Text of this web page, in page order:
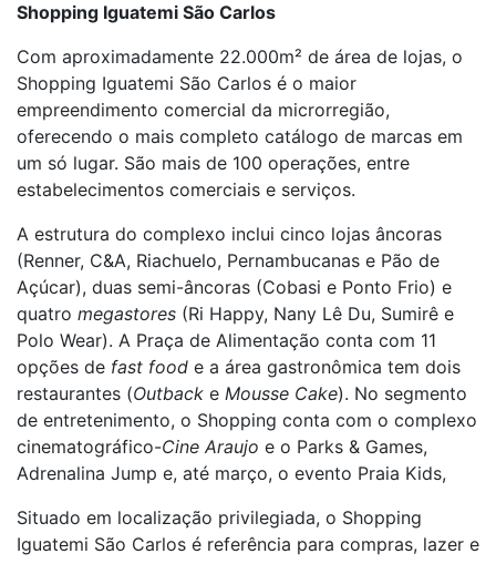
Shopping Iguatemi São Carlos
Com aproximadamente 22.000m² de área de lojas, o
Shopping Iguatemi São Carlos é o maior
empreendimento comercial da microrregião,
oferecendo o mais completo catálogo de marcas em
um só lugar. São mais de 100 operações, entre
estabelecimentos comerciais e serviços.
A estrutura do complexo inclui cinco lojas âncoras
(Renner, C&A, Riachuelo, Pernambucanas e Pão de
Açúcar), duas semi-âncoras (Cobasi e Ponto Frio) e
quatro megastores (Ri Happy, Nany Lê Du, Sumirê e
Polo Wear). A Praça de Alimentação conta com 11
opções de fast food e a área gastronômica tem dois
restaurantes (Outback e Mousse Cake). No segmento
de entretenimento, o Shopping conta com o complexo
cinematográfico-Cine Araujo e o Parks & Games,
Adrenalina Jump e, até março, o evento Praia Kids,
Situado em localização privilegiada, o Shopping
Iguatemi São Carlos é referência para compras, lazer e